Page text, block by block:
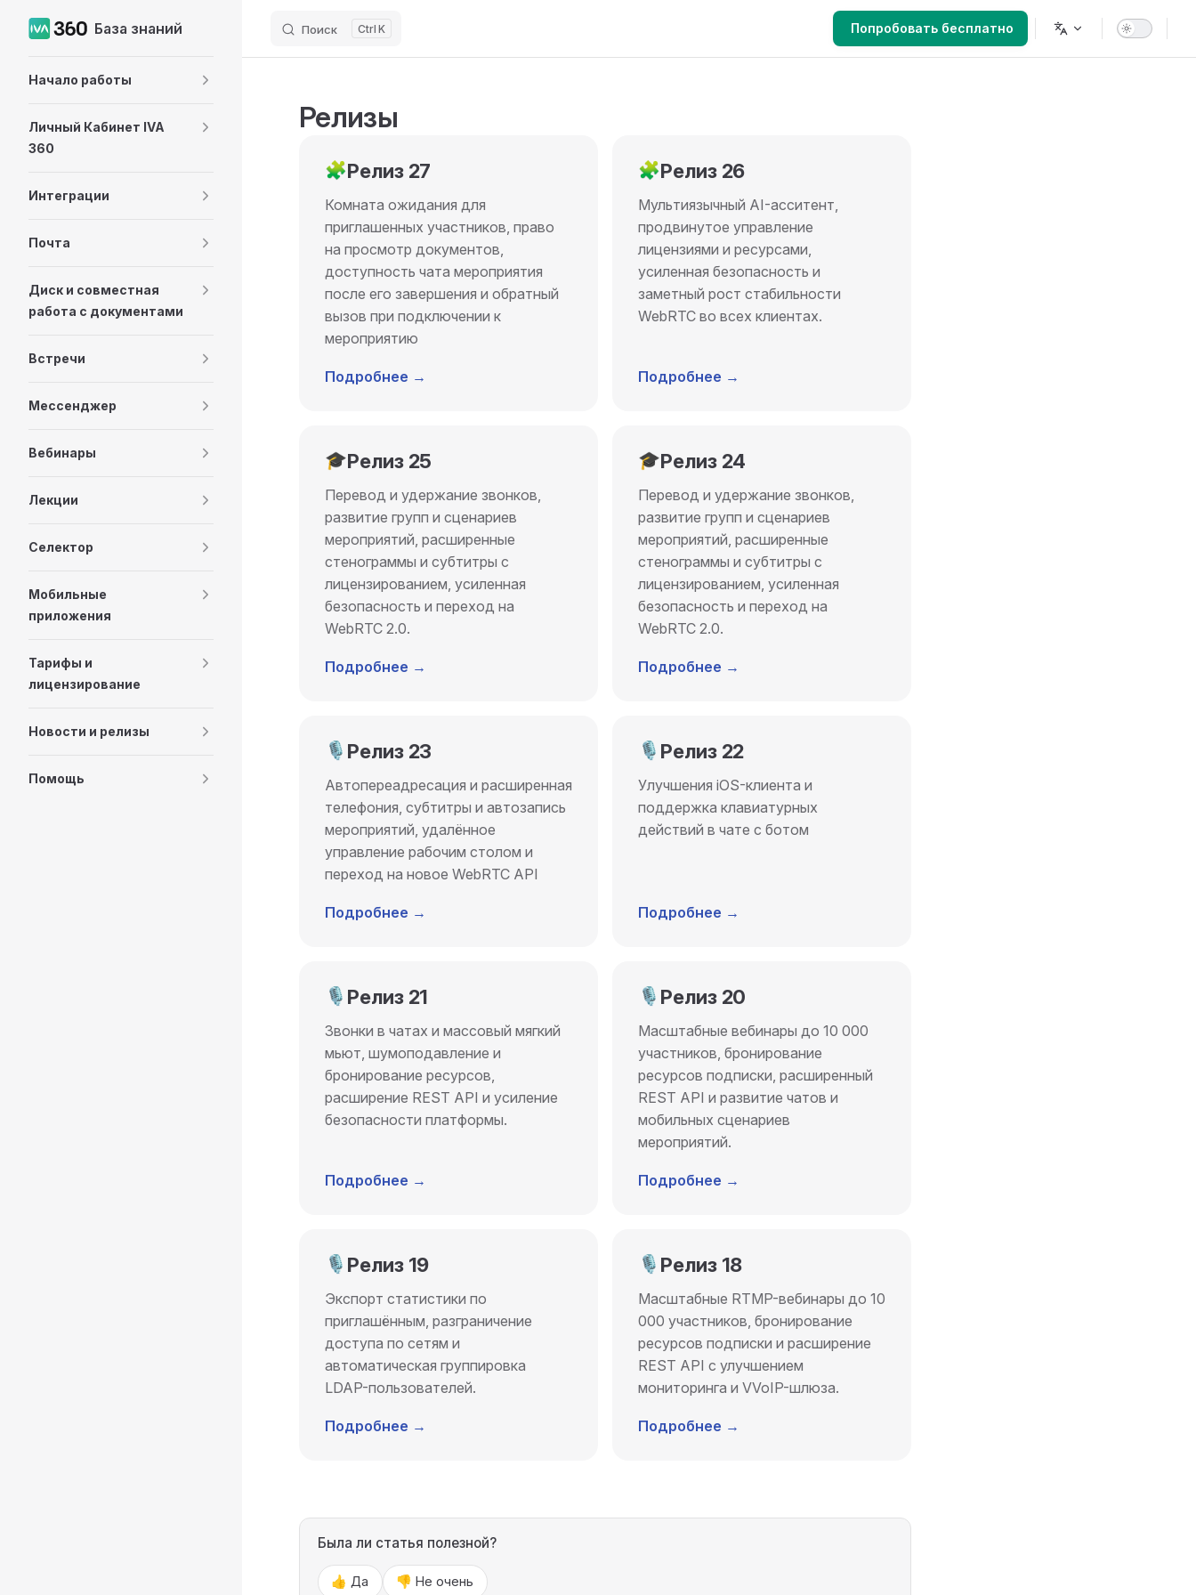
Skip to contentБаза знаний Поиск K Main Navigation
Попробовать бесплатно
Начало работы
Личный Кабинет IVA
360
Интеграции
Почта
Диск и совместная
работа с документами
Встречи
Мессенджер
Вебинары
Лекции
Селектор
Мобильные
приложения
Тарифы и
лицензирование
Новости и релизы
Помощь
Релизы
🧩Релиз 27
Комната ожидания для
приглашенных участников, право
на просмотр документов,
доступность чата мероприятия
после его завершения и обратный
вызов при подключении к
мероприятию
Подробнее →
🧩Релиз 26
Мультиязычный AI-асситент,
продвинутое управление
лицензиями и ресурсами,
усиленная безопасность и
заметный рост стабильности
WebRTC во всех клиентах.
Подробнее →
🎓Релиз 25
Перевод и удержание звонков,
развитие групп и сценариев
мероприятий, расширенные
стенограммы и субтитры с
лицензированием, усиленная
безопасность и переход на
WebRTC 2.0.
Подробнее →
🎓Релиз 24
Перевод и удержание звонков,
развитие групп и сценариев
мероприятий, расширенные
стенограммы и субтитры с
лицензированием, усиленная
безопасность и переход на
WebRTC 2.0.
Подробнее →
🎙️ Релиз 23
Автопереадресация и расширенная
телефония, субтитры и автозапись
мероприятий, удалённое
управление рабочим столом и
переход на новое WebRTC API
Подробнее →
🎙️ Релиз 22
Улучшения iOS-клиента и
поддержка клавиатурных
действий в чате с ботом
Подробнее →
🎙️ Релиз 21
Звонки в чатах и массовый мягкий
мьют, шумоподавление и
бронирование ресурсов,
расширение REST API и усиление
безопасности платформы.
Подробнее →
🎙️ Релиз 20
Масштабные вебинары до 10 000
участников, бронирование
ресурсов подписки, расширенный
REST API и развитие чатов и
мобильных сценариев
мероприятий.
Подробнее →
🎙️ Релиз 19
Экспорт статистики по
приглашённым, разграничение
доступа по сетям и
автоматическая группировка
LDAP-пользователей.
Подробнее →
🎙️ Релиз 18
Масштабные RTMP-вебинары до 10
000 участников, бронирование
ресурсов подписки и расширение
REST API с улучшением
мониторинга и VVoIP-шлюза.
Подробнее →
Была ли статья полезной?
👍 Да 👎 Не очень